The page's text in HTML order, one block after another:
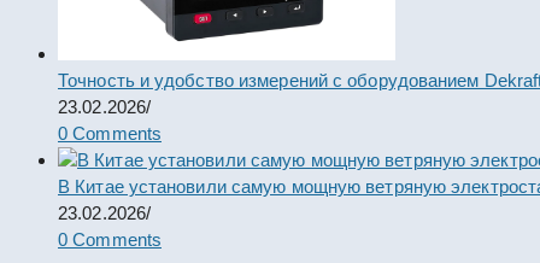
Точность и удобство измерений с оборудованием
23.02.2026/
0 Comments
В Китае установили самую мощную ветряную
23.02.2026/
0 Comments